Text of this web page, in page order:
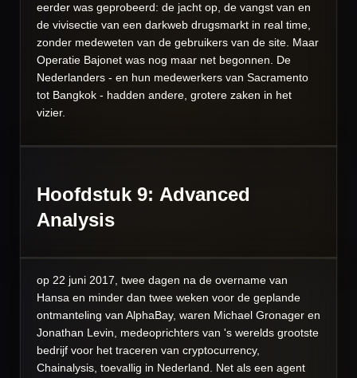
eerder was geprobeerd: de jacht op, de vangst van en
de vivisectie van een darkweb drugsmarkt in real time,
zonder medeweten van de gebruikers van de site. Maar
Operatie Bajonet was nog maar net begonnen. De
Nederlanders - en hun medewerkers van Sacramento
tot Bangkok - hadden andere, grotere zaken in het
vizier.
Hoofdstuk 9: Advanced
Analysis
op 22 juni 2017, twee dagen na de overname van
Hansa en minder dan twee weken voor de geplande
ontmanteling van AlphaBay, waren Michael Gronager en
Jonathan Levin, medeoprichters van 's werelds grootste
bedrijf voor het traceren van cryptocurrency,
Chainalysis, toevallig in Nederland. Net als een agent